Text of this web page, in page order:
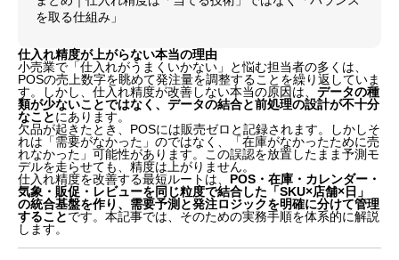
を取る仕組み」
仕入れ精度が上がらない本当の理由
小売業で「仕入れがうまくいかない」と悩む担当者の多くは、
POSの売上数字を眺めて発注量を調整することを繰り返していま
す。しかし、仕入れ精度が改善しない本当の原因は、 データの種
類が少ないことではなく、データの結合と前処理の設計が不十分
なことにあります。
欠品が起きたとき、POSには販売ゼロと記録されます。しかしそ
れは「需要がなかった」のではなく、「在庫がなかったために売
れなかった」可能性があります。この誤認を放置したまま予測モ
デルを走らせても、精度は上がりません。
仕入れ精度を改善する最短ルートは、 POS・在庫・カレンダー・
気象・販促・レビューを同じ粒度で結合した「SKU×店舗×日」
の統合基盤を作り、需要予測と発注ロジックを明確に分けて管理
することです。本記事では、そのための実務手順を体系的に解説
します。